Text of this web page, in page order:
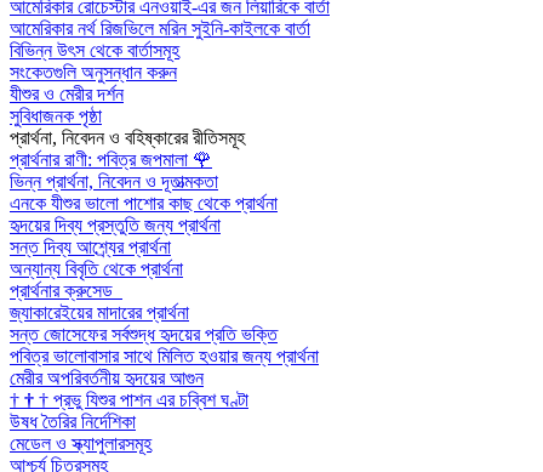
আমেরিকার রোচেস্টার এনওয়াই-এর জন লিয়ারিকে বার্তা
আমেরিকার নর্থ রিজভিলে মরিন সুইনি-কাইলকে বার্তা
বিভিন্ন উৎস থেকে বার্তাসমূহ
সংকেতগুলি অনুসন্ধান করুন
যীশুর ও মেরীর দর্শন
সুবিধাজনক পৃষ্ঠা
প্রার্থনা, নিবেদন ও বহিষ্কারের রীতিসমূহ
প্রার্থনার রাণী: পবিত্র জপমালা 🌹
ভিন্ন প্রার্থনা, নিবেদন ও দূতাত্মকতা
এনকে যীশুর ভালো পাশোর কাছ থেকে প্রার্থনা
হৃদয়ের দিব্য প্রস্তুতি জন্য প্রার্থনা
সন্ত দিব্য আশ্র্যের প্রার্থনা
অন্যান্য বিবৃতি থেকে প্রার্থনা
প্রার্থনার ক্রুসেড
জ্যাকারেইয়ের মাদারের প্রার্থনা
সন্ত জোসেফের সর্বশুদ্ধ হৃদয়ের প্রতি ভক্তি
পবিত্র ভালোবাসার সাথে মিলিত হওয়ার জন্য প্রার্থনা
মেরীর অপরিবর্তনীয় হৃদয়ের আগুন
† † † প্রভু যিশুর পাশন এর চব্বিশ ঘণ্টা
উষধ তৈরির নির্দেশিকা
মেডেল ও স্ক্যাপুলারসমূহ
আশ্চর্য চিত্রসমূহ